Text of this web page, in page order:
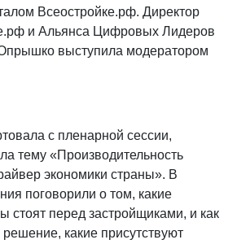
Всеостройке.рф. Директор
и Альянса Цифровых Лидеров
выступила модератором
с пленарной сессии,
тему «Производительность
экономики страны». В
поговорили о том, какие
стоят перед застройщиками, и как
какие присутствуют